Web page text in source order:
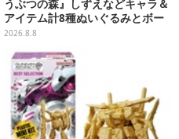
うぶつの森』しずえなどキャラ＆
アイテム計8種ぬいぐるみとボー
ルチェーン付きマスコットが発売
2026.8.8